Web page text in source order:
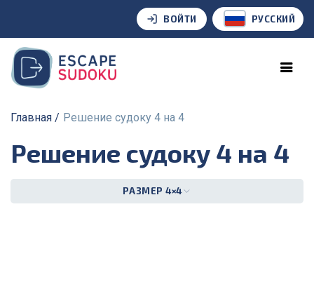
ВОЙТИ РУССКИЙ
Главная Решение судоку 4 на 4
Решение судоку 4 на 4
РАЗМЕР 4×4